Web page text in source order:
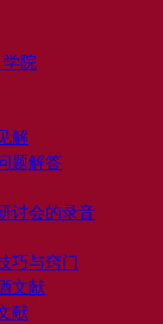
院
解
题解答
讨会的录音
巧与窍门
文献
献